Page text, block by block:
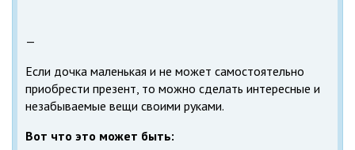
—
Если дочка маленькая и не может самостоятельно
приобрести презент, то можно сделать интересные и
незабываемые вещи своими руками.
Вот что это может быть: